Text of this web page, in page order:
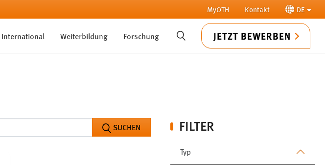
MyOTH Kontakt DE
International Weiterbildung Forschung SUCHE JETZT BEWERBEN
FILTER
Typ
SUCHEN